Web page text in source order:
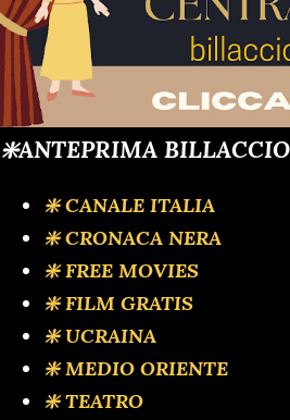
❇️ANTEPRIMA
❇️ CANALE ITALIA
❇️ CRONACA NERA
❇️ FREE MOVIES
❇️ FILM GRATIS
❇️ UCRAINA
❇️ MEDIO ORIENTE
❇️ TEATRO